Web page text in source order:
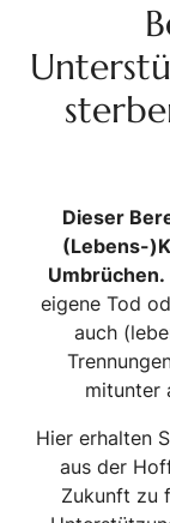
Dieser
(Lebens-
Umbrüchen.
eigene Tod
auch
mitunter
Hier erhalten
aus der
Zukunft zu